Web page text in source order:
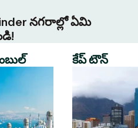
నగరాల్లో ఏమి
కేప్ టౌన్